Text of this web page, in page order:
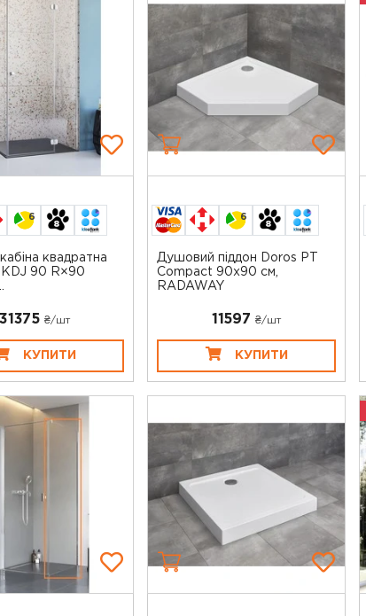
6
квадратна
KDJ 90 R×90
31375 ₴/шт
КУПИТИ
6
Душовий піддон Doros PT
Compact 90x90 см,
RADAWAY
11597 ₴/шт
КУПИТИ